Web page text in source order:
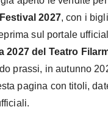
2027, con i
sul portale
2027 del Teatro
prassi, in autunno
pagina con titoli,